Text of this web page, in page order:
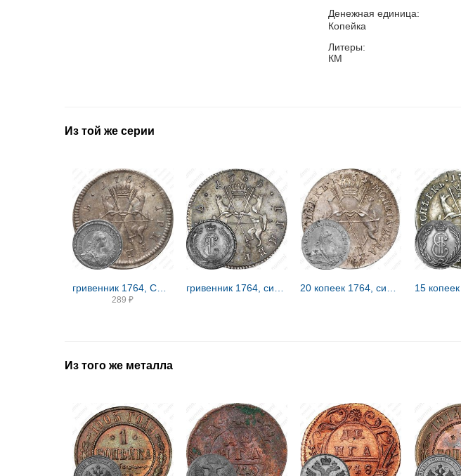
Денежная единица:
Копейка
Литеры:
КМ
Из той же серии
289 ₽
Из того же металла